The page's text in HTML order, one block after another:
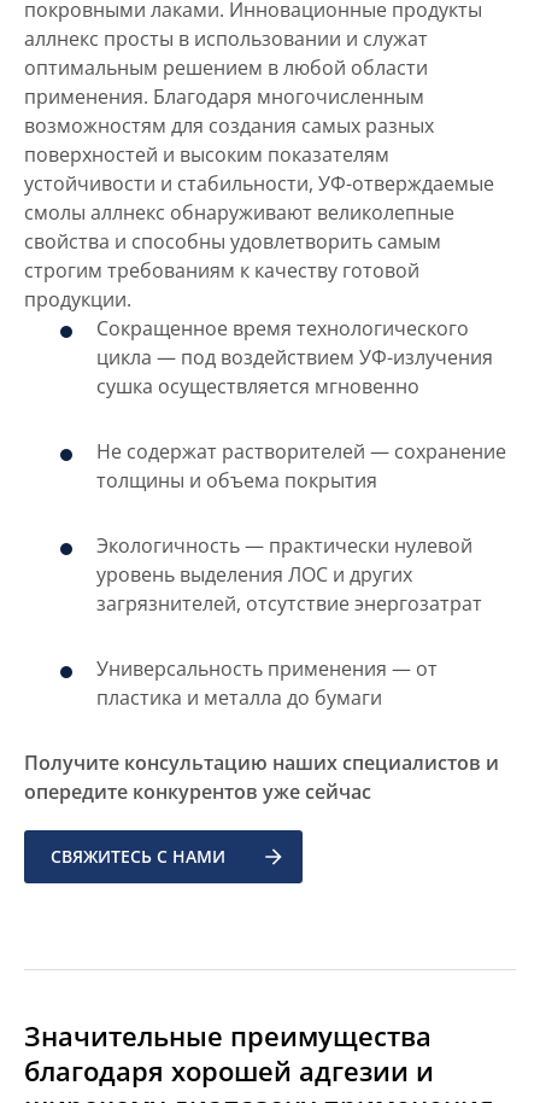
покровными лаками. Инновационные продукты
аллнекс просты в использовании и служат
оптимальным решением в любой области
применения. Благодаря многочисленным
возможностям для создания самых разных
поверхностей и высоким показателям
устойчивости и стабильности, УФ-отверждаемые
смолы аллнекс обнаруживают великолепные
свойства и способны удовлетворить самым
строгим требованиям к качеству готовой
продукции.
Сокращенное время технологического
цикла — под воздействием УФ-излучения
сушка осуществляется мгновенно
Не содержат растворителей — сохранение
толщины и объема покрытия
Экологичность — практически нулевой
уровень выделения ЛОС и других
загрязнителей, отсутствие энергозатрат
Универсальность применения — от
пластика и металла до бумаги
Получите консультацию наших специалистов и
опередите конкурентов уже сейчас
СВЯЖИТЕСЬ С НАМИ
Значительные преимущества
благодаря хорошей адгезии и